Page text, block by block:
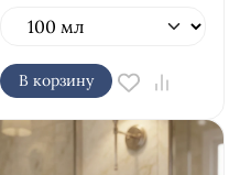
В корзину